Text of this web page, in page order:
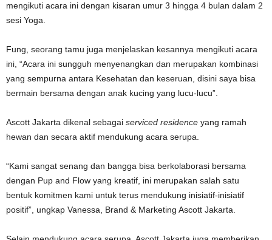
mengikuti acara ini dengan kisaran umur 3 hingga 4 bulan dalam 2
sesi Yoga.
Fung, seorang tamu juga menjelaskan kesannya mengikuti acara
ini, “Acara ini sungguh menyenangkan dan merupakan kombinasi
yang sempurna antara Kesehatan dan keseruan, disini saya bisa
bermain bersama dengan anak kucing yang lucu-lucu”.
Ascott Jakarta dikenal sebagai serviced residence yang ramah
hewan dan secara aktif mendukung acara serupa.
“Kami sangat senang dan bangga bisa berkolaborasi bersama
dengan Pup and Flow yang kreatif, ini merupakan salah satu
bentuk komitmen kami untuk terus mendukung inisiatif-inisiatif
positif”, ungkap Vanessa, Brand & Marketing Ascott Jakarta.